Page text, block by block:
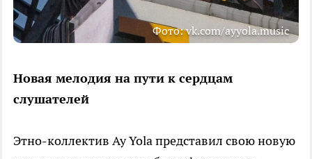
Фото: vk.com/ayyola.music
Новая мелодия на пути к сердцам
слушателей
Этно-коллектив Ay Yola представил свою новую